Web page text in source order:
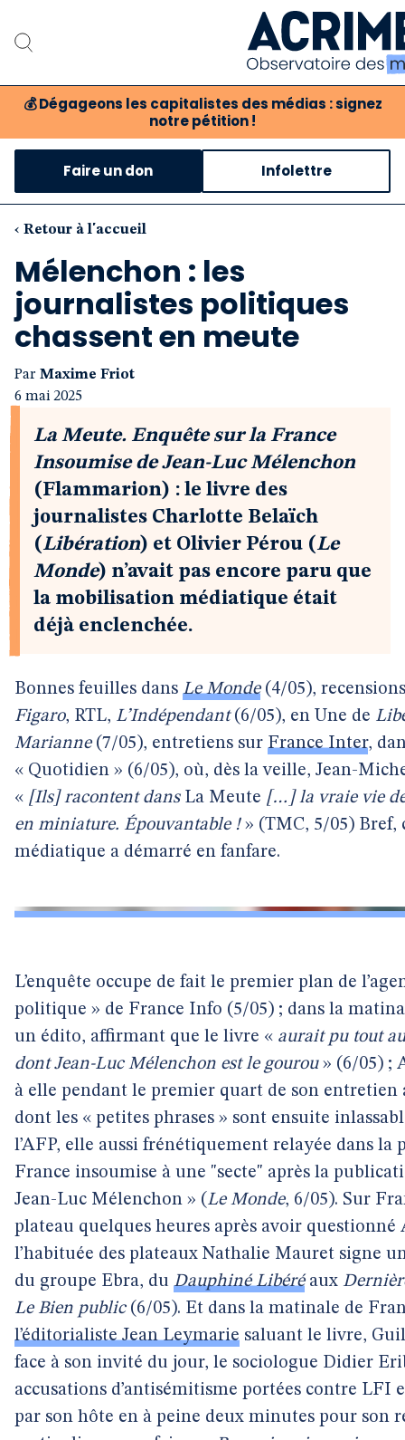
💰 Dégageons les capitalistes des médias : signez
notre pétition !
Notre critique des
Boutique
Faire un don Infolettre
‹ Retour à l'accueil
Mélenchon : les
journalistes politiques
chassent en meute
Par Maxime Friot
6 mai 2025
La Meute. Enquête sur la France
Insoumise de Jean-Luc Mélenchon
(Flammarion) : le livre des
journalistes Charlotte Belaïch
(Libération) et Olivier Pérou (Le
Monde) n’avait pas encore paru que
la mobilisation médiatique était
déjà enclenchée.
Bonnes feuilles dans Le Monde(4/05),
Figaro, RTL, L’Indépendant(6/05), en Une de
Marianne(7/05), entretiens sur France Inter,
« Quotidien » (6/05), où, dès la veille, Jean-
« [Ils] racontent dansLa Meute […] la vraie vie
en miniature. Épouvantable !» (TMC, 5/05) Bref,
médiatique a démarré en fanfare.
L’enquête occupe de fait le premier plan de
politique » de France Info (5/05) ; dans la
un édito, affirmant que le livre « aurait pu tout
dont Jean-Luc Mélenchon est le gourou» (6/05) ;
à elle pendant le premier quart de son entretien
dont les « petites phrases » sont ensuite
l’AFP, elle aussi frénétiquement relayée dans la
France insoumise à une "secte" après la
Jean-Luc Mélenchon » (Le Monde, 6/05). Sur
plateau quelques heures après avoir
l’habituée des plateaux Nathalie Mauret signe
du groupe Ebra, du Dauphiné Libéréaux
Le Bien public(6/05). Et dans la matinale de
l’éditorialiste Jean Leymarie saluant le livre,
face à son invité du jour, le sociologue Didier
accusations d’antisémitisme portées contre
par son hôte en à peine deux minutes pour son